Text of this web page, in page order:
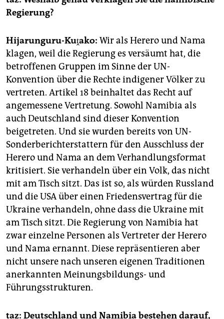
Regierung?
Hijarunguru-Kuṱako: Wir als Herero und Nama
klagen, weil die Regierung es versäumt hat, die
betroffenen Gruppen im Sinne der UN-
Konvention über die Rechte indigener Völker zu
vertreten. Artikel 18 beinhaltet das Recht auf
angemessene Vertretung. Sowohl Namibia als
auch Deutschland sind dieser Konvention
beigetreten. Und sie wurden bereits von UN-
Sonderberichterstattern für den Ausschluss der
Herero und Nama an dem Verhandlungsformat
kritisiert. Sie verhandeln über ein Volk, das nicht
mit am Tisch sitzt. Das ist so, als würden Russland
und die USA über einen Friedensvertrag für die
Ukraine verhandeln, ohne dass die Ukraine mit
am Tisch sitzt. Die Regierung von Namibia hat
zwar einzelne Personen als Vertreter der Herero
und Nama ernannt. Diese repräsentieren aber
nicht unsere nach unseren eigenen Traditionen
anerkannten Meinungsbildungs- und
Führungsstrukturen.
taz: Deutschland und Namibia bestehen darauf,